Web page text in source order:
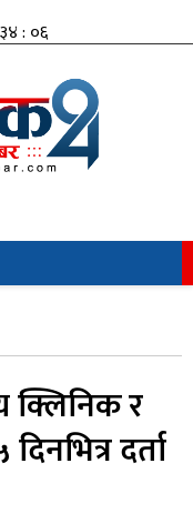
: ०७
संजालतिर:
क्लिनिक र
दर्ता